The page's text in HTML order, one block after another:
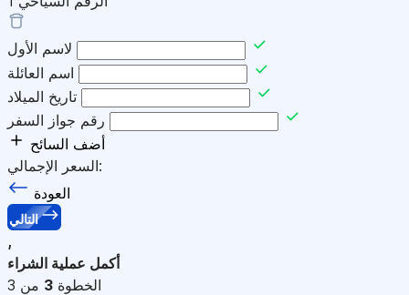
لاسم الأول
اسم العائلة
تاريخ الميلاد
رقم جواز السفر
أضف السائح
السعر الإجمالي:
العودة
التالي
,
أكمل عملية الشراء
الخطوة 3 من 3